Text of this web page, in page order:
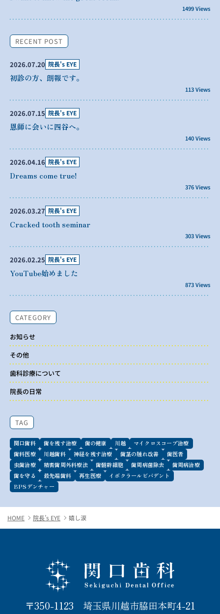
1499 Views
RECENT POST
2026.07.20 院長's EYE
初診の方、朗報です。
113 Views
2026.07.15 院長's EYE
恩師に会いに四谷へ。
140 Views
2026.04.16 院長's EYE
Dreams come true!
376 Views
2026.03.27 院長's EYE
Cracked tooth seminar
303 Views
2026.02.25 院長's EYE
YouTube始めました
873 Views
CATEGORY
お知らせ
その他
歯科診療について
院長の日常
TAG
関口歯科 歯を残す治療 歯の健康 川越
マイクロスコープ治療
歯科医療
川越歯科 神経を残す治療 歯茎の腫れ改善
歯医者
虫歯治療
精密歯周外科療法 歯髄幹細胞 歯周病菌除去
歯周病治療
歯を守る
最先端歯科 再生医療
イボクラールビバデント
BPSデンチャー
HOME 院長’s EYE 嬉し涙
〒350-1123 埼玉県川越市脇田本町4-21